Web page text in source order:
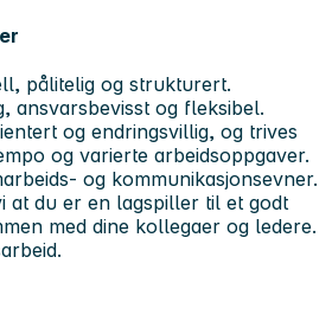
pålitelig og strukturert.
ansvarsbevisst og fleksibel.
og endringsvillig, og trives
og varierte arbeidsoppgaver.
og kommunikasjonsevner.
at du er en lagspiller til et godt
med dine kollegaer og ledere.